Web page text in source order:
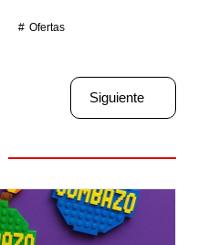
Ofertas
Siguiente